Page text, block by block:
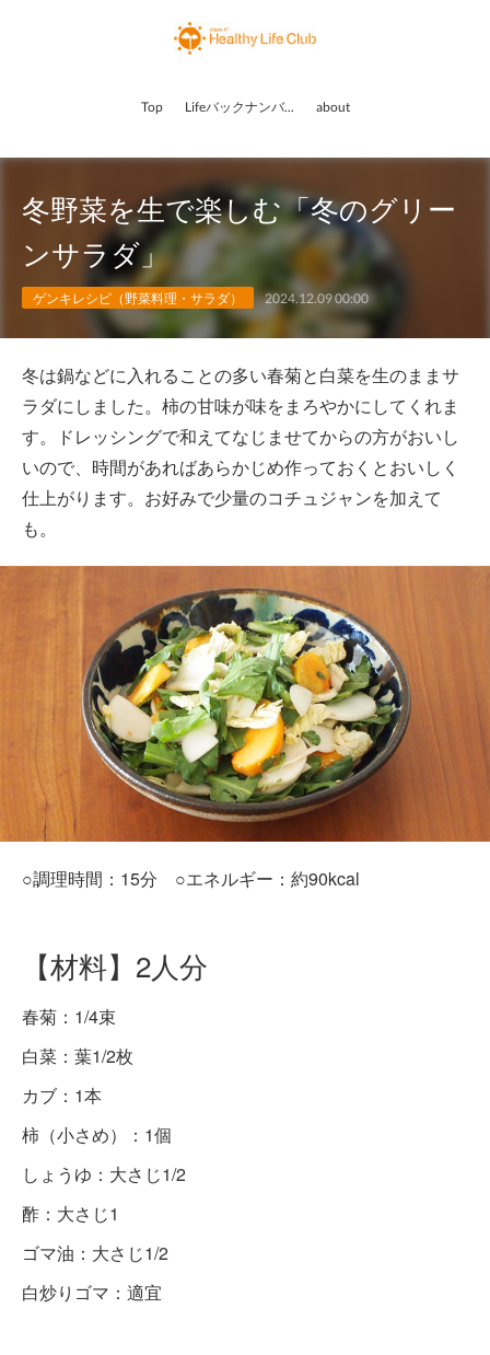
Top Lifeバックナンバー about
冬野菜を生で楽しむ「冬のグリー
ンサラダ」
ゲンキレシピ（野菜料理・サラダ） 2024.12.09 00:00
冬は鍋などに入れることの多い春菊と白菜を生のままサ
ラダにしました。柿の甘味が味をまろやかにしてくれま
す。ドレッシングで和えてなじませてからの方がおいし
いので、時間があればあらかじめ作っておくとおいしく
仕上がります。お好みで少量のコチュジャンを加えて
も。
○調理時間：15分 ○エネルギー：約90kcal
【材料】2人分
春菊：1/4束
白菜：葉1/2枚
カブ：1本
柿（小さめ）：1個
しょうゆ：大さじ1/2
酢：大さじ1
ゴマ油：大さじ1/2
白炒りゴマ：適宜